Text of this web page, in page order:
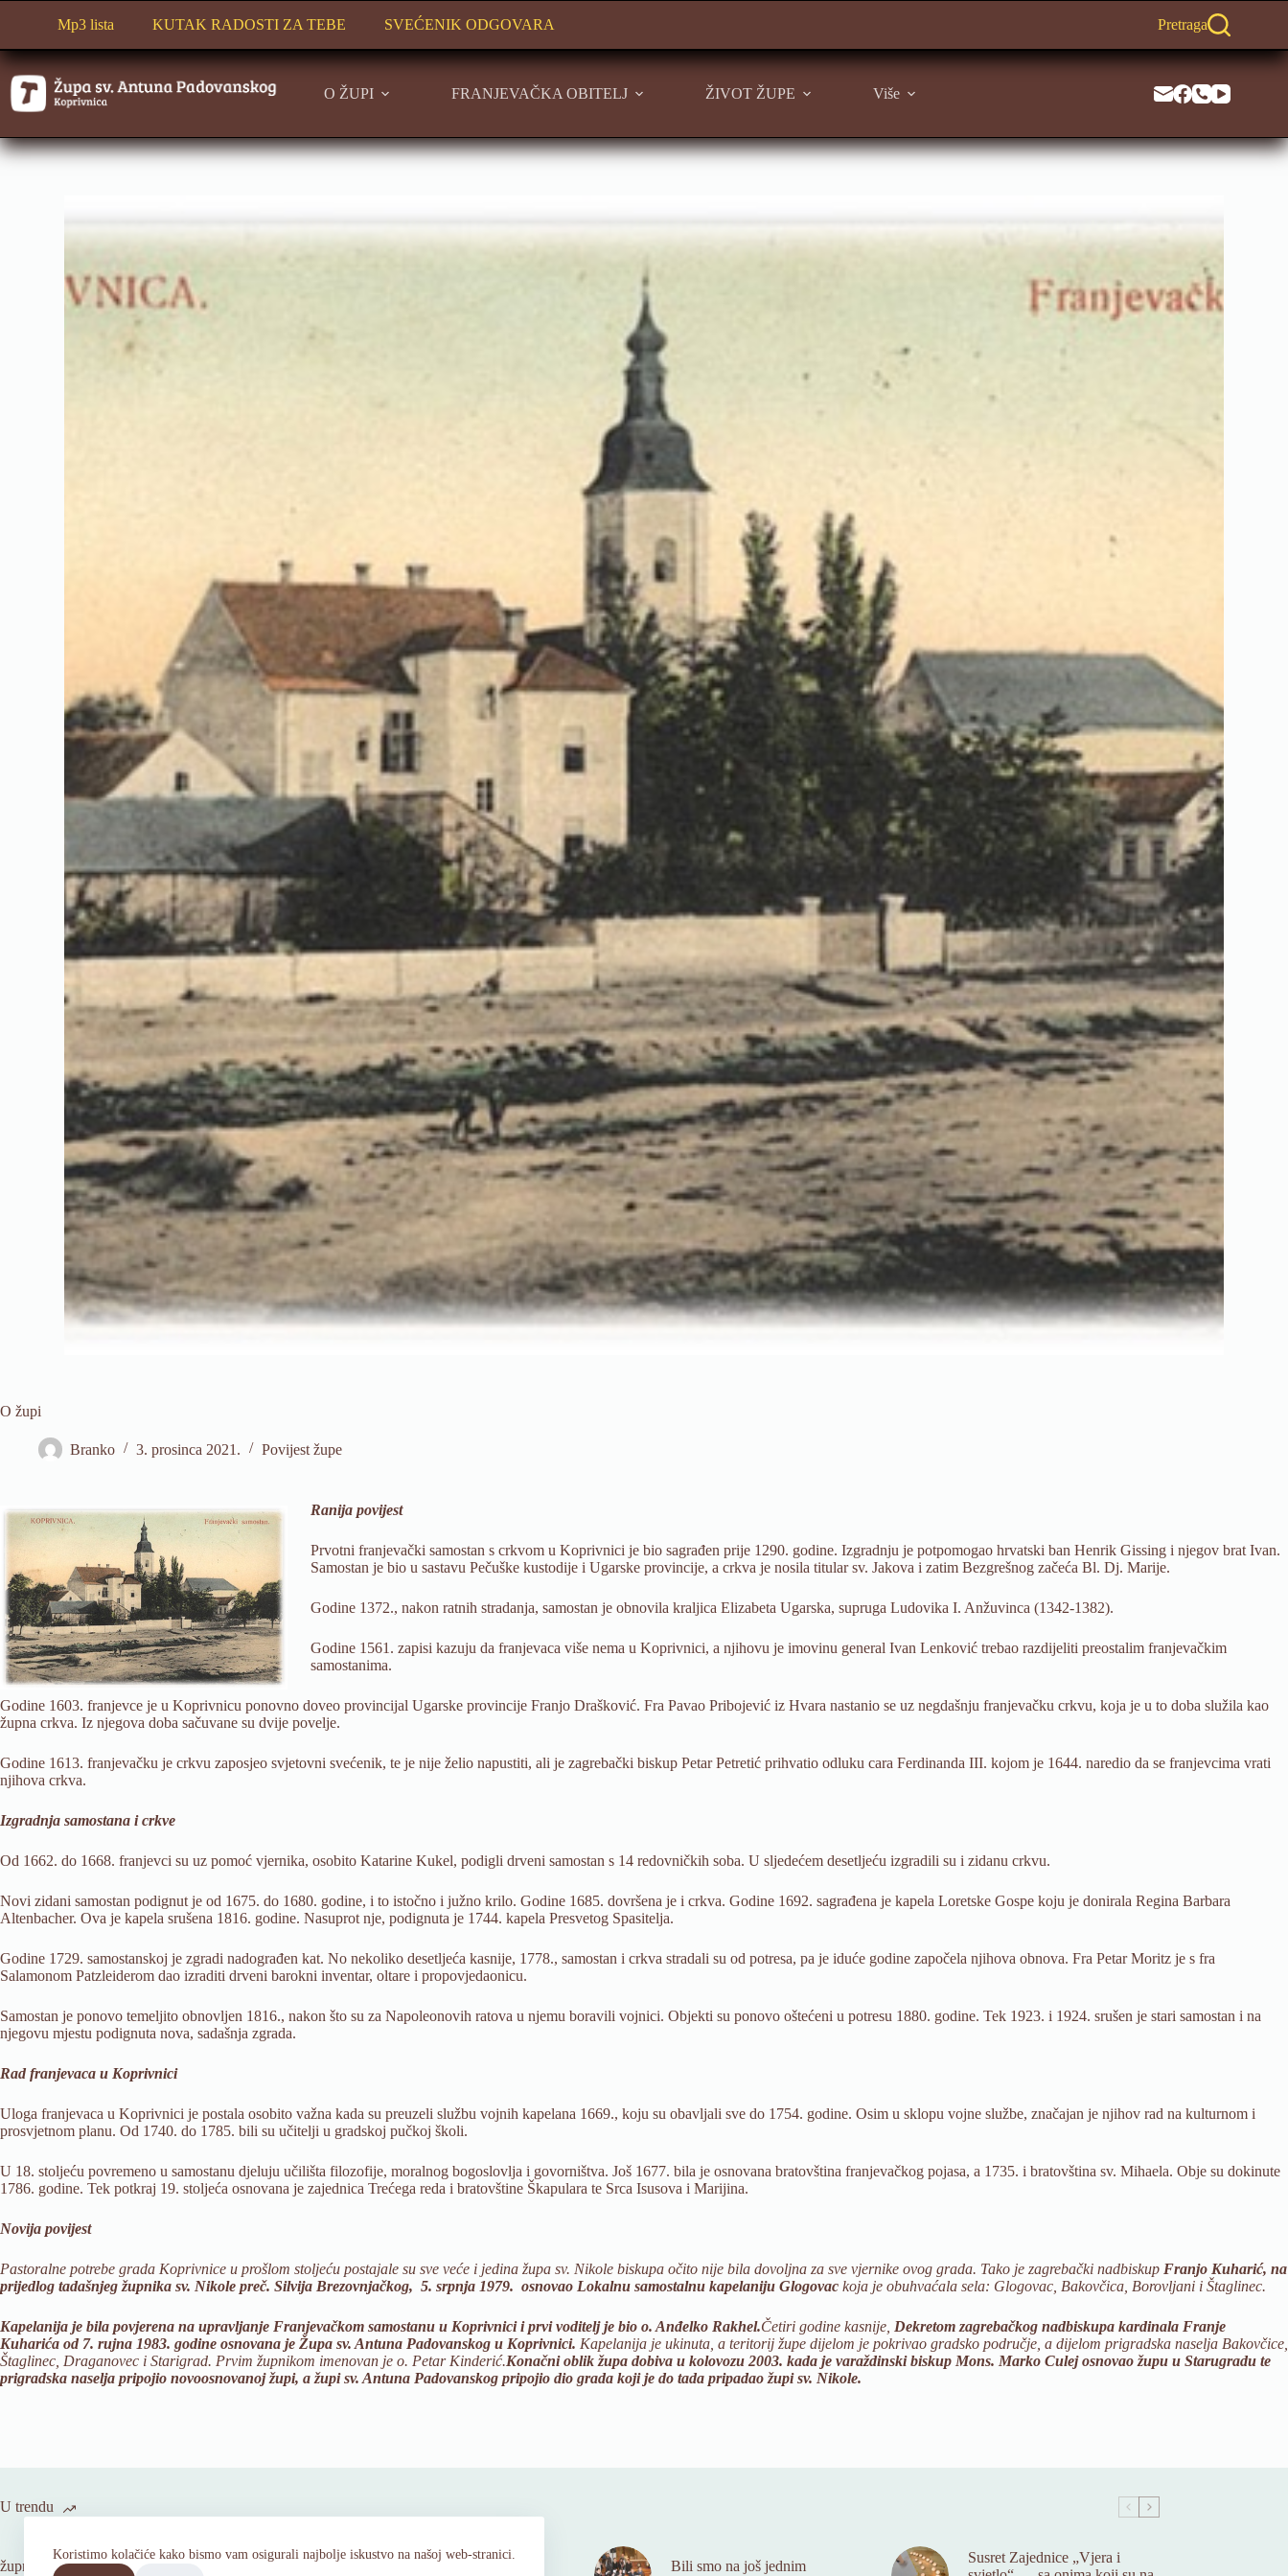
Koristimo kolačiće kako bismo vam osigurali najbolje iskustvo na našoj web-stranici.
Mp3 lista KUTAK RADOSTI ZA TEBE SVEĆENIK ODGOVARA Pretraga
O ŽUPI FRANJEVAČKA OBITELJ ŽIVOT ŽUPE Više
O župi
Branko 3. prosinca 2021. Povijest župe
Ranija povijest
Prvotni franjevački samostan s crkvom u Koprivnici je bio sagrađen prije 1290. godine. Izgradnju je potpomogao hrvatski ban Henrik Gissing i njegov brat Ivan.
Samostan je bio u sastavu Pečuške kustodije i Ugarske provincije, a crkva je nosila titular sv. Jakova i zatim Bezgrešnog začeća Bl. Dj. Marije.
Godine 1372., nakon ratnih stradanja, samostan je obnovila kraljica Elizabeta Ugarska, supruga Ludovika I. Anžuvinca (1342-1382).
Godine 1561. zapisi kazuju da franjevaca više nema u Koprivnici, a njihovu je imovinu general Ivan Lenković trebao razdijeliti preostalim franjevačkim
samostanima.
Godine 1603. franjevce je u Koprivnicu ponovno doveo provincijal Ugarske provincije Franjo Drašković. Fra Pavao Pribojević iz Hvara nastanio se uz negdašnju franjevačku crkvu, koja je u to doba služila kao
župna crkva. Iz njegova doba sačuvane su dvije povelje.
Godine 1613. franjevačku je crkvu zaposjeo svjetovni svećenik, te je nije želio napustiti, ali je zagrebački biskup Petar Petretić prihvatio odluku cara Ferdinanda III. kojom je 1644. naredio da se franjevcima vrati
njihova crkva.
Izgradnja samostana i crkve
Od 1662. do 1668. franjevci su uz pomoć vjernika, osobito Katarine Kukel, podigli drveni samostan s 14 redovničkih soba. U sljedećem desetljeću izgradili su i zidanu crkvu.
Novi zidani samostan podignut je od 1675. do 1680. godine, i to istočno i južno krilo. Godine 1685. dovršena je i crkva. Godine 1692. sagrađena je kapela Loretske Gospe koju je donirala Regina Barbara
Altenbacher. Ova je kapela srušena 1816. godine. Nasuprot nje, podignuta je 1744. kapela Presvetog Spasitelja.
Godine 1729. samostanskoj je zgradi nadograđen kat. No nekoliko desetljeća kasnije, 1778., samostan i crkva stradali su od potresa, pa je iduće godine započela njihova obnova. Fra Petar Moritz je s fra
Salamonom Patzleiderom dao izraditi drveni barokni inventar, oltare i propovjedaonicu.
Samostan je ponovo temeljito obnovljen 1816., nakon što su za Napoleonovih ratova u njemu boravili vojnici. Objekti su ponovo oštećeni u potresu 1880. godine. Tek 1923. i 1924. srušen je stari samostan i na
njegovu mjestu podignuta nova, sadašnja zgrada.
Rad franjevaca u Koprivnici
Uloga franjevaca u Koprivnici je postala osobito važna kada su preuzeli službu vojnih kapelana 1669., koju su obavljali sve do 1754. godine. Osim u sklopu vojne službe, značajan je njihov rad na kulturnom i
prosvjetnom planu. Od 1740. do 1785. bili su učitelji u gradskoj pučkoj školi.
U 18. stoljeću povremeno u samostanu djeluju učilišta filozofije, moralnog bogoslovlja i govorništva. Još 1677. bila je osnovana bratovština franjevačkog pojasa, a 1735. i bratovština sv. Mihaela. Obje su dokinute
1786. godine. Tek potkraj 19. stoljeća osnovana je zajednica Trećega reda i bratovštine Škapulara te Srca Isusova i Marijina.
Novija povijest
Pastoralne potrebe grada Koprivnice u prošlom stoljeću postajale su sve veće i jedina župa sv. Nikole biskupa očito nije bila dovoljna za sve vjernike ovog grada. Tako je zagrebački nadbiskup Franjo Kuharić, na
prijedlog tadašnjeg župnika sv. Nikole preč. Silvija Brezovnjačkog, 5. srpnja 1979. osnovao Lokalnu samostalnu kapelaniju Glogovac koja je obuhvaćala sela: Glogovac, Bakovčica, Borovljani i Štaglinec.
Kapelanija je bila povjerena na upravljanje Franjevačkom samostanu u Koprivnici i prvi voditelj je bio o. Anđelko Rakhel.Četiri godine kasnije, Dekretom zagrebačkog nadbiskupa kardinala Franje
Kuharića od 7. rujna 1983. godine osnovana je Župa sv. Antuna Padovanskog u Koprivnici. Kapelanija je ukinuta, a teritorij župe dijelom je pokrivao gradsko područje, a dijelom prigradska naselja Bakovčice,
Štaglinec, Draganovec i Starigrad. Prvim župnikom imenovan je o. Petar Kinderić.Konačni oblik župa dobiva u kolovozu 2003. kada je varaždinski biskup Mons. Marko Culej osnovao župu u Starugradu te
prigradska naselja pripojio novoosnovanoj župi, a župi sv. Antuna Padovanskog pripojio dio grada koji je do tada pripadao župi sv. Nikole.
U trendu
župni listić br. 30 – 18. nedjelja kroz godinu
Bili smo na još jednim
Susret Zajednice „Vjera i